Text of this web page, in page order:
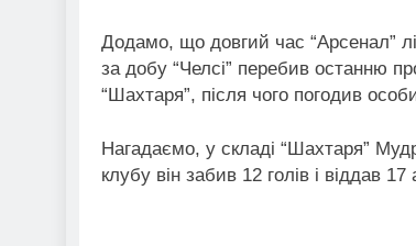
Додамо, що довгий час “Арсенал”
за добу “Челсі” перебив останню
“Шахтаря”, після чого погодив
Нагадаємо, у складі “Шахтаря”
клубу він забив 12 голів і віддав 17